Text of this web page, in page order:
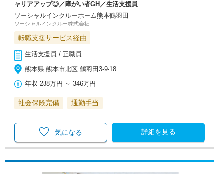
ャリアアップ◎／障がい者GH／生活支援員
ソーシャルインクルーホーム熊本鶴羽田
ソーシャルインクルー株式会社
転職支援サービス経由
生活支援員 / 正職員
熊本県 熊本市北区 鶴羽田3-9-18
年収 288万円 ～346万円
社会保険完備 通勤手当
詳細を見る
気になる